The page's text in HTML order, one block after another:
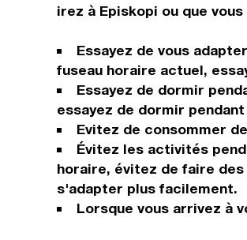
irez à Episkopi ou que
Essayez de vous
fuseau horaire actuel,
Essayez de dormir
essayez de dormir
Evitez de consommer
Évitez les activités
horaire, évitez de faire
s'adapter plus facilement.
Lorsque vous arrivez à